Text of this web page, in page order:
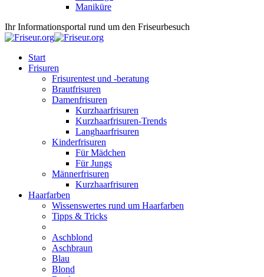
Maniküre
Ihr Informationsportal rund um den Friseurbesuch
Start
Frisuren
Frisurentest und -beratung
Brautfrisuren
Damenfrisuren
Kurzhaarfrisuren
Kurzhaarfrisuren-Trends
Langhaarfrisuren
Kinderfrisuren
Für Mädchen
Für Jungs
Männerfrisuren
Kurzhaarfrisuren
Haarfarben
Wissenswertes rund um Haarfarben
Tipps & Tricks
Aschblond
Aschbraun
Blau
Blond